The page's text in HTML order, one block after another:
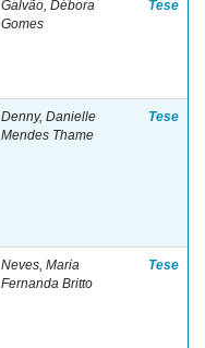
Galvão, Débora
Gomes
Tese
Denny, Danielle
Mendes Thame
Tese
Neves, Maria
Fernanda Britto
Tese